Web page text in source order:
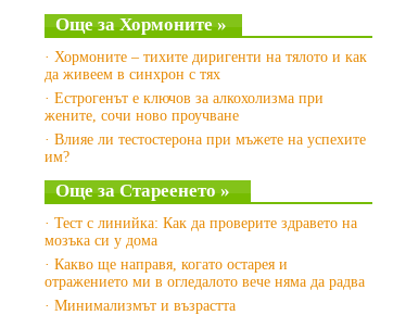
Още за Хормоните »
· Хормоните – тихите диригенти на тялото и как
да живеем в синхрон с тях
· Естрогенът е ключов за алкохолизма при
жените, сочи ново проучване
· Влияе ли тестостерона при мъжете на успехите
им?
Още за Стареенето »
· Тест с линийка: Как да проверите здравето на
мозъка си у дома
· Какво ще направя, когато остарея и
отражението ми в огледалото вече няма да радва
· Минимализмът и възрастта